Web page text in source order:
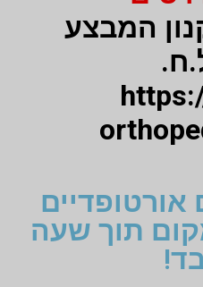
המבצע
אורטופדיים
תוך שעה